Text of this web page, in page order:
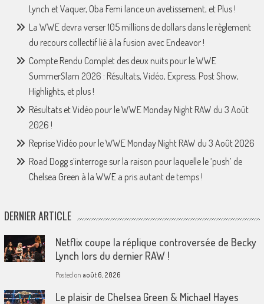
Lynch et Vaquer, Oba Femi lance un avetissement, et Plus !
La WWE devra verser 105 millions de dollars dans le règlement
du recours collectif lié à la fusion avec Endeavor !
Compte Rendu Complet des deux nuits pour le WWE
SummerSlam 2026 : Résultats, Vidéo, Express, Post Show,
Highlights, et plus !
Résultats et Vidéo pour le WWE Monday Night RAW du 3 Août
2026 !
Reprise Vidéo pour le WWE Monday Night RAW du 3 Août 2026
Road Dogg s’interroge sur la raison pour laquelle le ‘push’ de
Chelsea Green à la WWE a pris autant de temps !
DERNIER ARTICLE
Netflix coupe la réplique controversée de Becky
Lynch lors du dernier RAW !
Posted on août 6, 2026
Le plaisir de Chelsea Green & Michael Hayes